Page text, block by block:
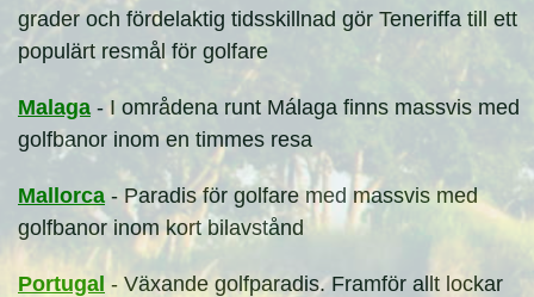
grader och fördelaktig tidsskillnad gör Teneriffa till ett
populärt resmål för golfare
Malaga - I områdena runt Málaga finns massvis med
golfbanor inom en timmes resa
Mallorca- Paradis för golfare med massvis med
golfbanor inom kort bilavstånd
Portugal - Växande golfparadis. Framför allt lockar